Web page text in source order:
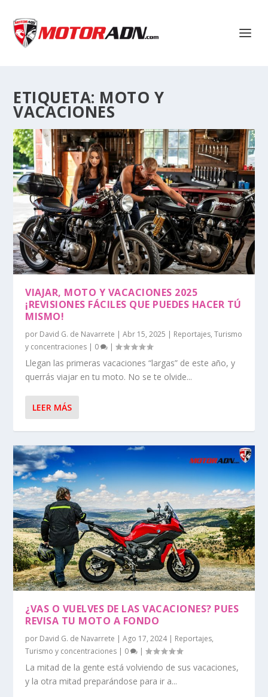
ETIQUETA: MOTO Y
VACACIONES
VIAJAR, MOTO Y VACACIONES 2025
¡REVISIONES FÁCILES QUE PUEDES HACER TÚ
MISMO!
por David G. de Navarrete |Abr 15, 2025 | Reportajes,Turismo
y concentraciones | 0 |
Llegan las primeras vacaciones “largas” de este año, y
querrás viajar en tu moto. No se te olvide...
LEER MÁS
¿VAS O VUELVES DE LAS VACACIONES? PUES
REVISA TU MOTO A FONDO
por David G. de Navarrete |Ago 17, 2024| Reportajes,
Turismo y concentraciones | 0 |
La mitad de la gente está volviendo de sus vacaciones,
y la otra mitad preparándose para ir a...